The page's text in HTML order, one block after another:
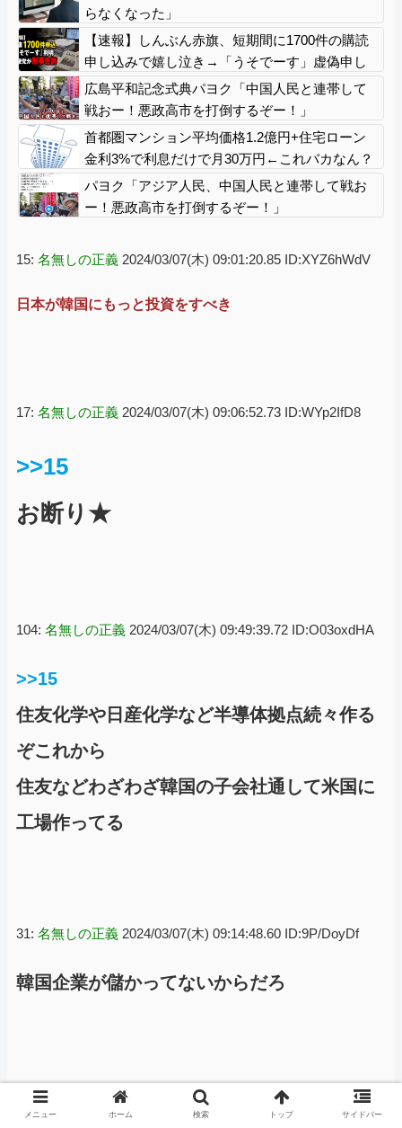
らなくなった」
【速報】しんぶん赤旗、短期間に1700件の購読
申し込みで嬉し泣き→「うそでーす」虚偽申し
込みと判明→ 共産党が刑事告訴「厳重な処罰を
求める」
広島平和記念式典パヨク「中国人民と連帯して
戦おー！悪政高市を打倒するぞー！」
首都圏マンション平均価格1.2億円+住宅ローン
金利3%で利息だけで月30万円←これバカなん？
パヨク「アジア人民、中国人民と連帯して戦お
ー！悪政高市を打倒するぞー！」
15: 名無しの正義 2024/03/07(木) 09:01:20.85 ID:XYZ6hWdV
日本が韓国にもっと投資をすべき
17: 名無しの正義 2024/03/07(木) 09:06:52.73 ID:WYp2IfD8
>>15
お断り★
104: 名無しの正義 2024/03/07(木) 09:49:39.72 ID:O03oxdHA
>>15
住友化学や日産化学など半導体拠点続々作る
ぞこれから
住友などわざわざ韓国の子会社通して米国に
工場作ってる
31: 名無しの正義 2024/03/07(木) 09:14:48.60 ID:9P/DoyDf
韓国企業が儲かってないからだろ
52:名無しの正義 2024/03/07(木) 09:21:13.77 ID:CZ4SPV/j
メニュー ホーム 検索 トップ サイドバー